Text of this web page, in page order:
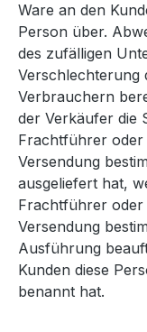
Ware an den
Person über.
des zufälligen
Verschlechterung
Verbrauchern
der Verkäufer die
Frachtführer
Versendung
ausgeliefert hat,
Frachtführer
Versendung
Ausführung
Kunden diese
benannt hat.